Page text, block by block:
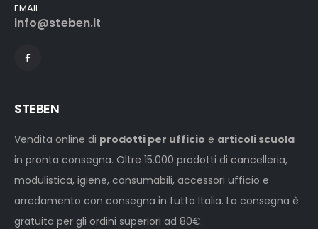
EMAIL
info@steben.it
STEBEN
Vendita online di prodotti per ufficio e articoli scuola
in pronta consegna. Oltre 15.000 prodotti di cancelleria,
modulistica, igiene, consumabili, accessori ufficio e
arredamento con consegna in tutta Italia. La consegna è
gratuita per gli ordini superiori ad 80€.